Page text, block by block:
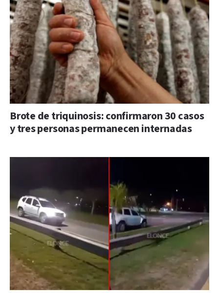
Brote de triquinosis: confirmaron 30 casos
y tres personas permanecen internadas